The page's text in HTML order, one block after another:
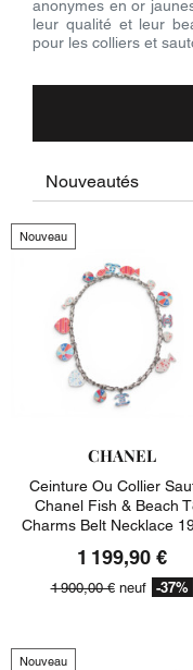
anonymes en or
leur qualité et leur
pour les colliers et
Nouveau
CHANEL
Ceinture Ou Collier
Chanel Fish & Beach
Charms Belt Necklace
1 199,90 €
1 900,00 €neuf -37%
Nouveau